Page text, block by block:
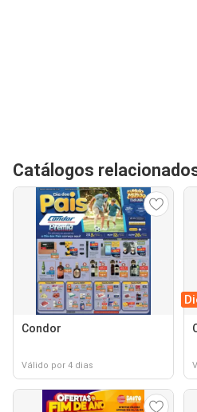
Catálogos
Condor
Válido por 4 dias